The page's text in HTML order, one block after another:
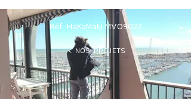
Réf. HaKaMaN MV09022
< NOS PROJETS